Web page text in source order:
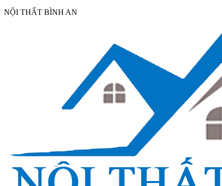
NỘI THẤT BÌNH AN